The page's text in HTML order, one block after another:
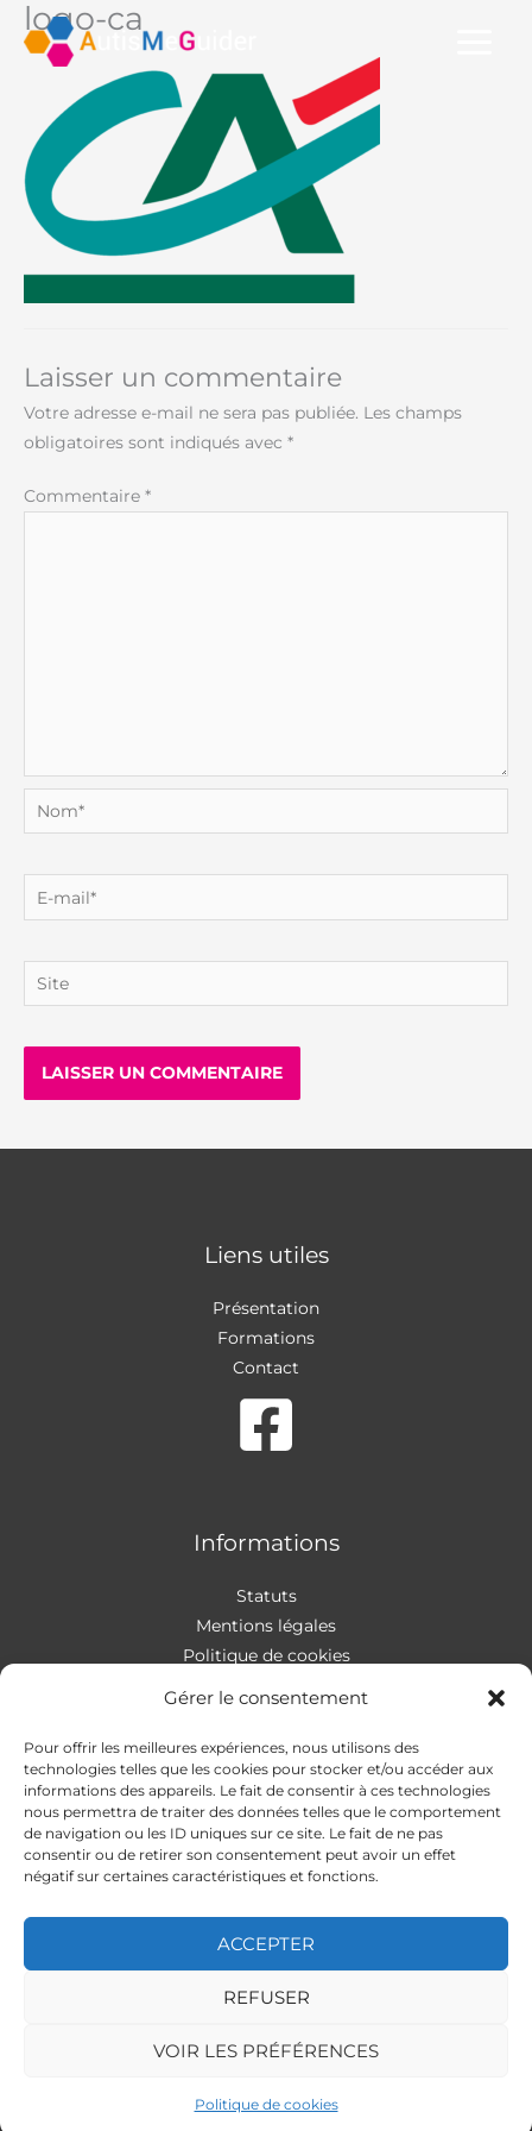
Gérer le consentement
Pour offrir les meilleures expériences, nous utilisons des
technologies telles que les cookies pour stocker et/ou accéder aux
informations des appareils. Le fait de consentir à ces technologies
nous permettra de traiter des données telles que le comportement
de navigation ou les ID uniques sur ce site. Le fait de ne pas
consentir ou de retirer son consentement peut avoir un effet
négatif sur certaines caractéristiques et fonctions.
ACCEPTER
REFUSER
VOIR LES PRÉFÉRENCES
Politique de cookies
Aller
contenu
logo-ca
Laisser un commentaire
Votre adresse e-mail ne sera pas publiée. Les champs
obligatoires sont indiqués avec *
Commentaire *
Nom*
E-
mail*
Site
Liens utiles
Présentation
Formations
Contact
Informations
Statuts
Mentions légales
Politique de cookies
Contact
Addresse:4 rue Apollonios
33170 Gradignan
Mail : autismeguider@gmail.com